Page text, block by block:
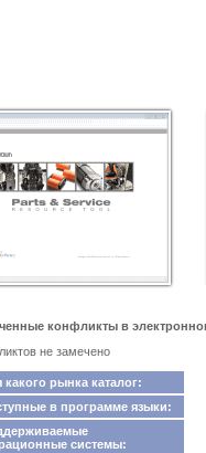
конфликты в
не замечено
какого рынка каталог:
в программе языки:
системы: